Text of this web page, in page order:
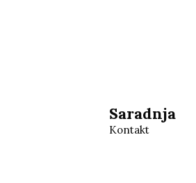
Saradnja
Kontakt